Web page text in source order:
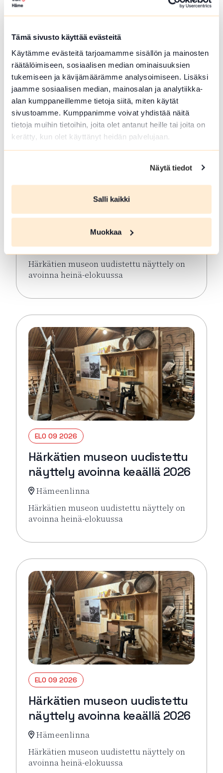
Tämä sivusto käyttää evästeitä
Käytämme evästeitä tarjoamamme sisällön ja mainosten
räätälöimiseen, sosiaalisen median ominaisuuksien
tukemiseen ja kävijämäärämme analysoimiseen. Lisäksi
jaamme sosiaalisen median, mainosalan ja analytiikka-
alan kumppaneillemme tietoja siitä, miten käytät
sivustoamme. Kumppanimme voivat yhdistää näitä
tietoja muihin tietoihin, joita olet antanut heille tai joita on
kerätty, kun olet käyttänyt heidän palvelujaan.
Näytä tiedot
Salli kaikki
Muokkaa
Härkätien museon uudistettu näyttely on
Lue lisää tapahtumasta Härkätien museon
Härkätien museon uudistettu
näyttely avoinna keaällä 2026
Hämeenlinna
Härkätien museon uudistettu näyttely on
avoinna heinä-elokuussa
Lue lisää tapahtumasta Härkätien museon
ELO 09 2026
Härkätien museon uudistettu
näyttely avoinna keaällä 2026
Hämeenlinna
Härkätien museon uudistettu näyttely on
avoinna heinä-elokuussa
Lue lisää tapahtumasta Härkätien museon
ELO 09 2026
Härkätien museon uudistettu
näyttely avoinna keaällä 2026
Hämeenlinna
Härkätien museon uudistettu näyttely on
avoinna heinä-elokuussa